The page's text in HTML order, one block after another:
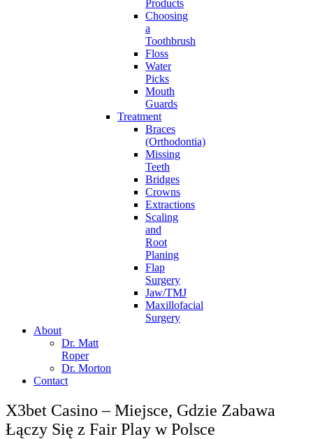
Products
Choosing
a
Toothbrush
Floss
Water
Picks
Mouth
Guards
Treatment
Braces
(Orthodontia)
Missing
Teeth
Bridges
Crowns
Extractions
Scaling
and
Root
Planing
Flap
Surgery
Jaw/TMJ
Maxillofacial
Surgery
About
Dr. Matt
Roper
Dr. Morton
Contact
X3bet Casino – Miejsce, Gdzie Zabawa
Łączy Się z Fair Play w Polsce